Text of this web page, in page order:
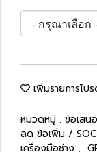
เพิ่มรายการโป
หมวดหมู่ : ข้อเสน
ลด ข้อเพิ่ม /
เครื่องมือช่าง ,